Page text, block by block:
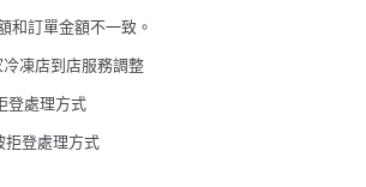
和訂單金額不一致。
凍店到店服務調整
登處理方式
拒登處理方式